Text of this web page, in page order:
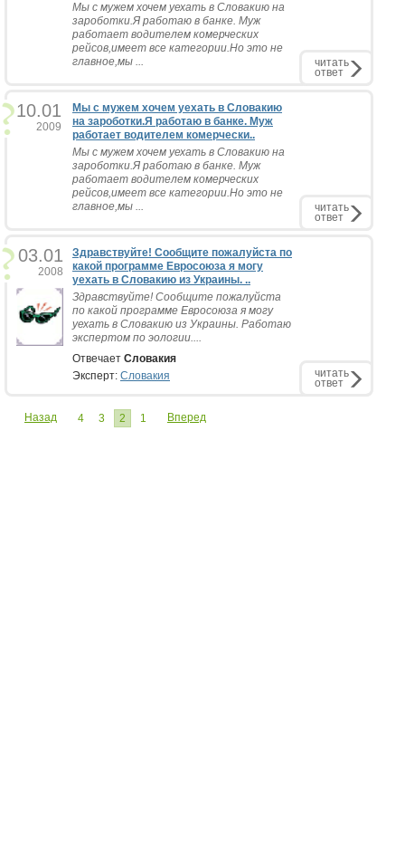
Мы с мужем хочем уехать в Словакию на
зароботки.Я работаю в банке. Муж
работает водителем комерческих
рейсов,имеет все категории.Но это не
главное,мы ...
читать
ответ
10.01
2009
Мы с мужем хочем уехать в Словакию
на зароботки.Я работаю в банке. Муж
работает водителем комерчески..
Мы с мужем хочем уехать в Словакию на
зароботки.Я работаю в банке. Муж
работает водителем комерческих
рейсов,имеет все категории.Но это не
главное,мы ...
читать
ответ
03.01
2008
Здравствуйте! Сообщите пожалуйста по
какой программе Евросоюза я могу
уехать в Словакию из Украины. ..
Здравствуйте! Сообщите пожалуйста
по какой программе Евросоюза я могу
уехать в Словакию из Украины. Работаю
экспертом по эологии....
Отвечает Словакия
Эксперт: Словакия читать
ответ
Назад 4 3 2 1 Вперед